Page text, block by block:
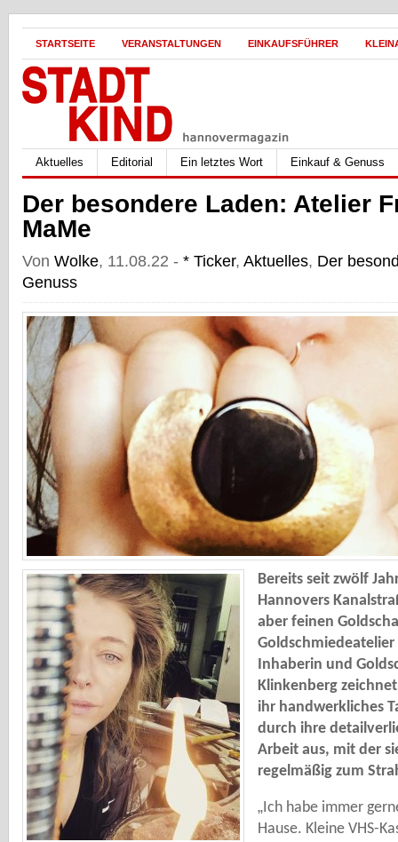
STARTSEITE VERANSTALTUNGEN EINKAUFSFÜHRER
Aktuelles Editorial Ein letztes Wort Einkauf & Genuss
Der besondere Laden: Atelier
MaMe
Von Wolke, 11.08.22 - * Ticker, Aktuelles, Der
Genuss
Bereits seit zwölf
Hannovers
aber feinen
Inhaberin und
Klinkenberg
ihr handwerkliches
durch ihre
Arbeit aus, mit der
regelmäßig zum
„ Ich habe immer
Hause. Kleine VHS-